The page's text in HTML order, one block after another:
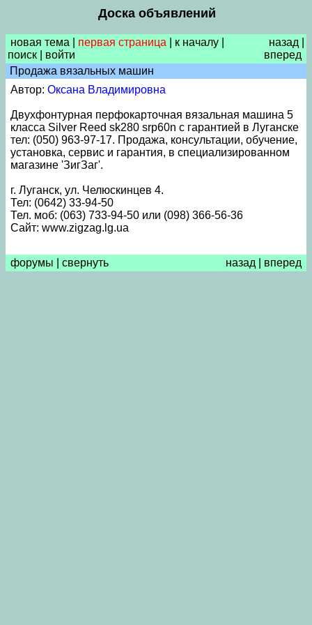
Доска объявлений
новая тема первая страница к началу
поиск
войти
назад
вперед
Продажа вязальных машин
Автор: Оксана Владимировна
Двухфонтурная перфокарточная вязальная машина 5
класса Silver Reed sk280 srp60n с гарантией в Луганске
тел: (050) 963-97-17. Продажа, консультации, обучение,
установка, сервис и гарантия, в специализированном
магазине 'ЗигЗаг'.
г. Луганск, ул. Челюскинцев 4.
Тел: (0642) 33-94-50
Тел. моб: (063) 733-94-50 или (098) 366-56-36
Сайт: www.zigzag.lg.ua
форумы свернуть назад вперед